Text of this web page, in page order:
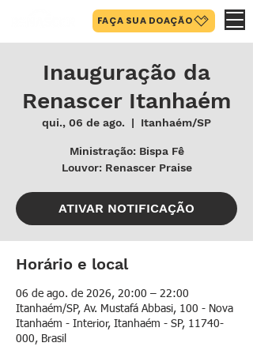
FAÇA SUA DOAÇÃO
Inauguração da
Renascer Itanhaém
qui., 06 de ago.
  |
Itanhaém/SP
Ministração: Bispa Fê
Louvor: Renascer Praise
ATIVAR NOTIFICAÇÃO
Horário e local
06 de ago. de 2026, 20:00 – 22:00
Itanhaém/SP, Av. Mustafá Abbasi, 100 - Nova
Itanhaém - Interior, Itanhaém - SP, 11740-
000, Brasil